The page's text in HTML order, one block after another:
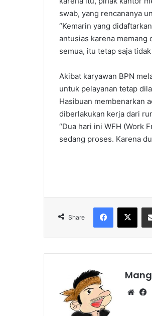
swab, yang rencananya
“Kemarin yang
antusias karena memang
semua, itu tetap saja
Akibat karyawan BPN
untuk pelayanan tetap
Hasibuan membenarkan
diberlakukan kerja dari
“Dua hari ini WFH (Work
sedang proses. Karena
Share
Facebook
X